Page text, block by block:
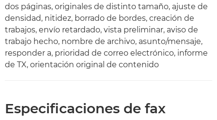
dos páginas, originales de distinto tamaño, ajuste de
densidad, nitidez, borrado de bordes, creación de
trabajos, envío retardado, vista preliminar, aviso de
trabajo hecho, nombre de archivo, asunto/mensaje,
responder a, prioridad de correo electrónico, informe
de TX, orientación original de contenido
Especificaciones de fax